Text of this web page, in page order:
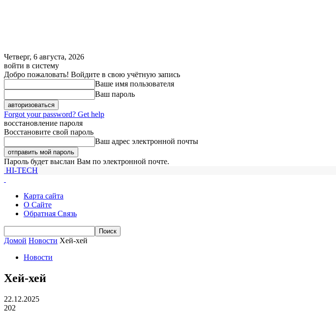
Четверг, 6 августа, 2026
войти в систему
Добро пожаловать! Войдите в свою учётную запись
Ваше имя пользователя
Ваш пароль
Forgot your password? Get help
восстановление пароля
Восстановите свой пароль
Ваш адрес электронной почты
Пароль будет выслан Вам по электронной почте.
HI-TECH
Карта сайта
О Сайте
Обратная Связь
Домой Новости Хей-хей
Новости
Хей-хей
22.12.2025
202